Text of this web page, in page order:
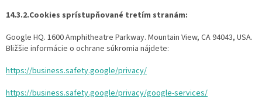
14.3.2.Cookies sprístupňované tretím stranám:
Google HQ. 1600 Amphitheatre Parkway. Mountain View, CA 94043, USA.
Bližšie informácie o ochrane súkromia nájdete:
https://business.safety.google/privacy/
https://business.safety.google/privacy/google-services/